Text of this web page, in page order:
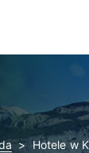
Hotele w